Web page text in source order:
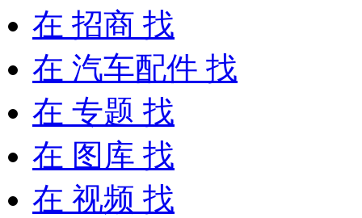
在 招商 找
在 汽车配件 找
在 专题 找
在 图库 找
在 视频 找